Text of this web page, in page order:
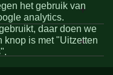
het gebruik van
analytics.
daar doen we
knop is met "Uitzetten